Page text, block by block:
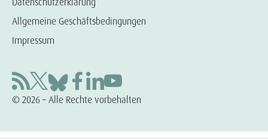
Allgemeine Geschäftsbedingungen
Impressum
© 2026 – Alle Rechte vorbehalten